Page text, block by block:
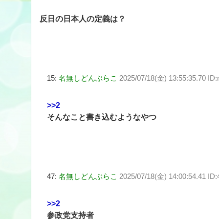
反日の日本人の定義は？
15: 名無しどんぶらこ 2025/07/18(金) 13:55:35.70
>>2
そんなこと書き込むようなやつ
47: 名無しどんぶらこ 2025/07/18(金) 14:00:54.41
>>2
参政党支持者